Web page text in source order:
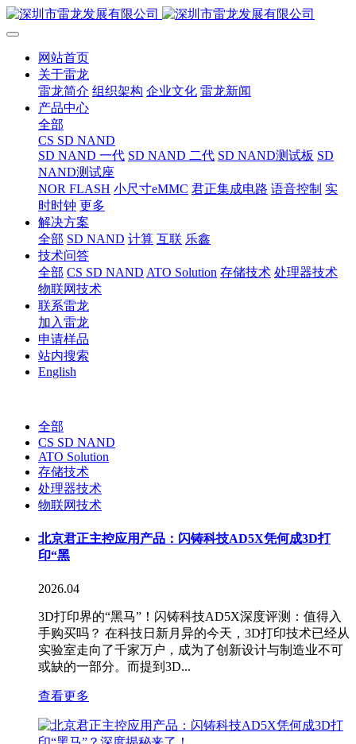
网站首页
关于雷龙
雷龙简介 组织架构 企业文化 雷龙新闻
产品中心
全部
CS SD NAND
SD NAND 一代 SD NAND 二代 SD NAND测试板 SD
NAND测试座
NOR FLASH 小尺寸eMMC 君正集成电路 语音控制 实
时时钟 更多
解决方案
全部 SD NAND 计算 互联 乐鑫
技术问答
全部 CS SD NAND ATO Solution 存储技术 处理器技术
物联网技术
联系雷龙
加入雷龙
申请样品
站内搜索
English
全部
CS SD NAND
ATO Solution
存储技术
处理器技术
物联网技术
北京君正主控应用产品：闪铸科技AD5X凭何成3D打
印“黑
2026.04
3D打印界的“黑马”！闪铸科技AD5X深度评测：值得入
手购买吗？ 在科技日新月异的今天，3D打印技术已经从
实验室走向了千家万户，成为了创新设计与制造业不可
或缺的一部分。而提到3D...
查看更多